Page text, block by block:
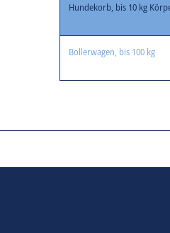
Hundekorb, bis 10 kg
Bollerwagen, bis 100 kg